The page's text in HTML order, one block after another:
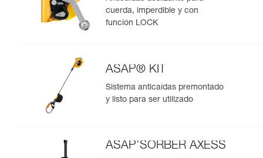
cuerda, imperdible y con
función LOCK
ASAP® KIT
Sistema anticaídas premontado
y listo para ser utilizado
ASAP’SORBER AXESS